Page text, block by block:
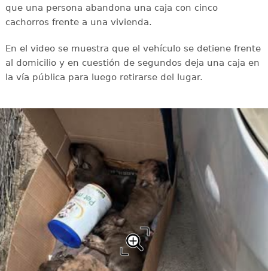
que una persona abandona una caja con cinco
cachorros frente a una vivienda.
En el video se muestra que el vehículo se detiene frente
al domicilio y en cuestión de segundos deja una caja en
la vía pública para luego retirarse del lugar.